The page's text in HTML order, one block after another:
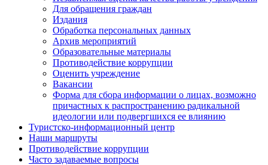
Для обращения граждан
Издания
Обработка персональных данных
Архив мероприятий
Образовательные материалы
Противодействие коррупции
Оценить учреждение
Вакансии
Форма для сбора информации о лицах, возможно
причастных к распространению радикальной
идеологии или подвергшихся ее влиянию
Туристско-информационный центр
Наши маршруты
Противодействие коррупции
Часто задаваемые вопросы